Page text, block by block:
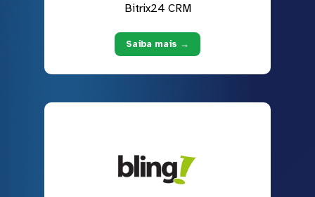
Bitrix24 CRM
Saiba mais →